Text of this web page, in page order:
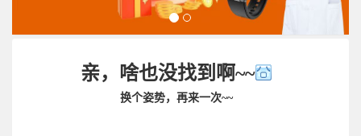
亲，啥也没找到啊~~
换个姿势，再来一次~~